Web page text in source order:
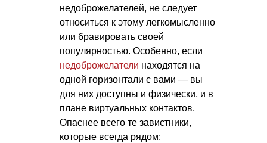
недоброжелателей, не следует
относиться к этому легкомысленно
или бравировать своей
популярностью. Особенно, если
недоброжелатели находятся на
одной горизонтали с вами — вы
для них доступны и физически, и в
плане виртуальных контактов.
Опаснее всего те завистники,
которые всегда рядом: